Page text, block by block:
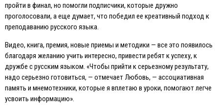
пройти в финал, но помогли подписчики, которые дружно
проголосовали, а еще думает, что победил ее креативный подход к
преподаванию русского языка.
Видео, книга, премия, новые приемы и методики — все это появилось
благодаря желанию учить интересно, привести ребят к успеху, к
дружбе с русским языком. «Чтобы прийти к серьезному результату,
надо серьезно готовиться, — отмечает Любовь, — ассоциативная
память и мнемотехники, которые я вплетаю в уроки, помогают легче
усвоить информацию».